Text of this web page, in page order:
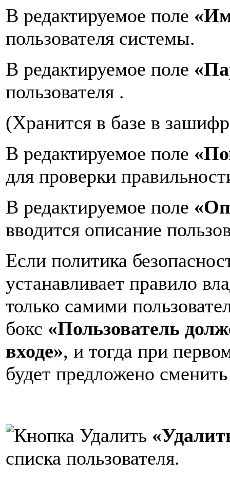
В редактируемое поле
пользователя системы.
В редактируемое поле
пользователя .
(Хранится в базе в
В редактируемое поле
для проверки
В редактируемое поле
вводится описание
Если политика
устанавливает правило
только самими
бокс «Пользователь
входе», и тогда при
будет предложено
списка пользователя.